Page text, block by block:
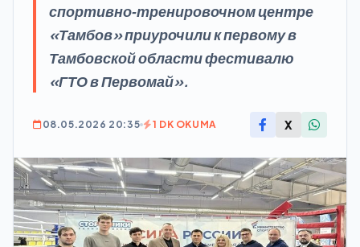
спортивно‑тренировочном центре
«Тамбов» приурочили к первому в
Тамбовской области фестивалю
«ГТО в Первомай».
08.05.2026 20:35 1 DK OKUMA X